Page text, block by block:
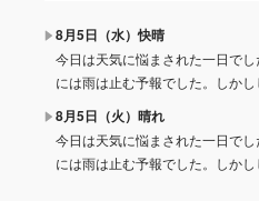
8月5日（水）快晴
今日は天気に悩まされた一日で
には雨は止む予報でした。しかし
8月5日（火）晴れ
今日は天気に悩まされた一日で
には雨は止む予報でした。しかし